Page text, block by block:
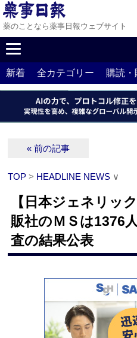
薬のことなら薬事日報ウェブサイト
新着 全カテゴリー 購読
« 前の記事
TOP > HEADLINE NEWS ∨
【日本ジェネリッ
販社のＭＳは1376
査の結果公表